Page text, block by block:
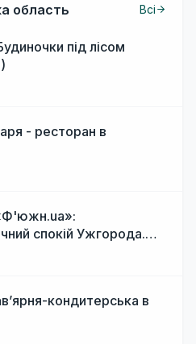
область Всі
під лісом
- ресторан в
спокій Ужгорода.
кухня, затишок
кондитерська в